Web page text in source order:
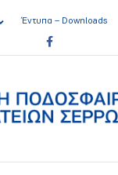
Έντυπα – Downloads
Facebook